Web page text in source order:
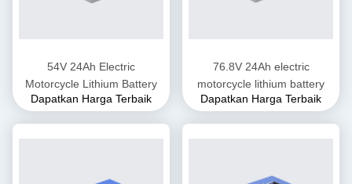
54V 24Ah Electric
Motorcycle Lithium Battery
Dapatkan Harga Terbaik
76.8V 24Ah electric
motorcycle lithium battery
Dapatkan Harga Terbaik